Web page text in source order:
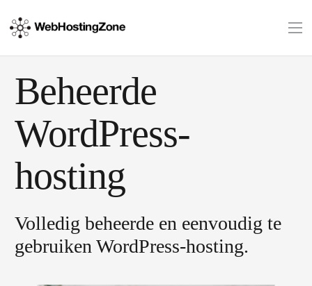
Beheerde
WordPress-
hosting
Volledig beheerde en eenvoudig te
gebruiken WordPress-hosting.